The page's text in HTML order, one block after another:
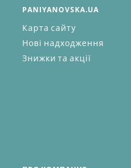
PANIYANOVSKA.UA
Карта сайту
Нові надходження
Знижки та акції